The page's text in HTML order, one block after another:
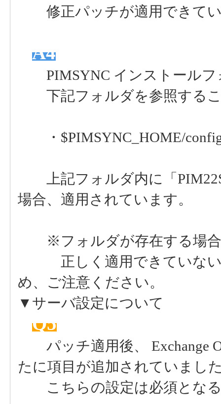
修正パッチが適用できてい
A4
PIMSYNC インストールフ
下記フォルダを参照するこ
・$PIMSYNC_HOME/
上記フォルダ内に「
場合、適用されています。
※フォルダが存在する場合
正しく適用できていない
め、ご注意ください。
▼サーバ設定について
Q5
パッチ適用後、 Exchange
たに項目が追加されていまし
こちらの設定は必須となる